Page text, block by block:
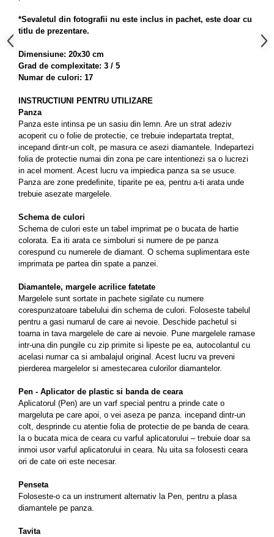
*Sevaletul din fotografii nu este inclus in pachet, este doar cu
titlu de prezentare.
Dimensiune: 20x30 cm
Grad de complexitate: 3 / 5
Numar de culori: 17
INSTRUCTIUNI PENTRU UTILIZARE
Panza
Panza este intinsa pe un sasiu din lemn. Are un strat adeziv
acoperit cu o folie de protectie, ce trebuie indepartata treptat,
incepand dintr-un colt, pe masura ce asezi diamantele. Indepartezi
folia de protectie numai din zona pe care intentionezi sa o lucrezi
in acel moment. Acest lucru va impiedica panza sa se usuce.
Panza are zone predeﬁnite, tiparite pe ea, pentru a-ti arata unde
trebuie asezate margelele.
Schema de culori
Schema de culori este un tabel imprimat pe o bucata de hartie
colorata. Ea iti arata ce simboluri si numere de pe panza
corespund cu numerele de diamant. O schema suplimentara este
imprimata pe partea din spate a panzei.
Diamantele, margele acrilice fatetate
Margelele sunt sortate in pachete sigilate cu numere
corespunzatoare tabelului din schema de culori. Foloseste tabelul
pentru a gasi numarul de care ai nevoie. Deschide pachetul si
toarna in tava margelele de care ai nevoie. Pune margelele ramase
intr-una din pungile cu zip primite si lipeste pe ea, autocolantul cu
acelasi numar ca si ambalajul original. Acest lucru va preveni
pierderea margelelor si amestecarea culorilor diamantelor.
Pen - Aplicator de plastic si banda de ceara
Aplicatorul (Pen) are un varf special pentru a prinde cate o
margeluta pe care apoi, o vei aseza pe panza. incepand dintr-un
colt, desprinde cu atentie folia de protectie de pe banda de ceara.
Ia o bucata mica de ceara cu varful aplicatorului – trebuie doar sa
inmoi usor varful aplicatorului in ceara. Nu uita sa folosesti ceara
ori de cate ori este necesar.
Penseta
Foloseste-o ca un instrument alternativ la Pen, pentru a plasa
diamantele pe panza.
Tavita